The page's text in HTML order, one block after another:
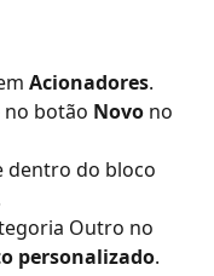
Acionadores.
no botão Novo no
dentro do bloco
Outro no
personalizado.